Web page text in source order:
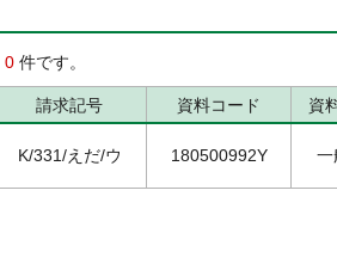
0 件です。
請求記号 資料コード 資
K/331/えだ/ウ 180500992Y 一